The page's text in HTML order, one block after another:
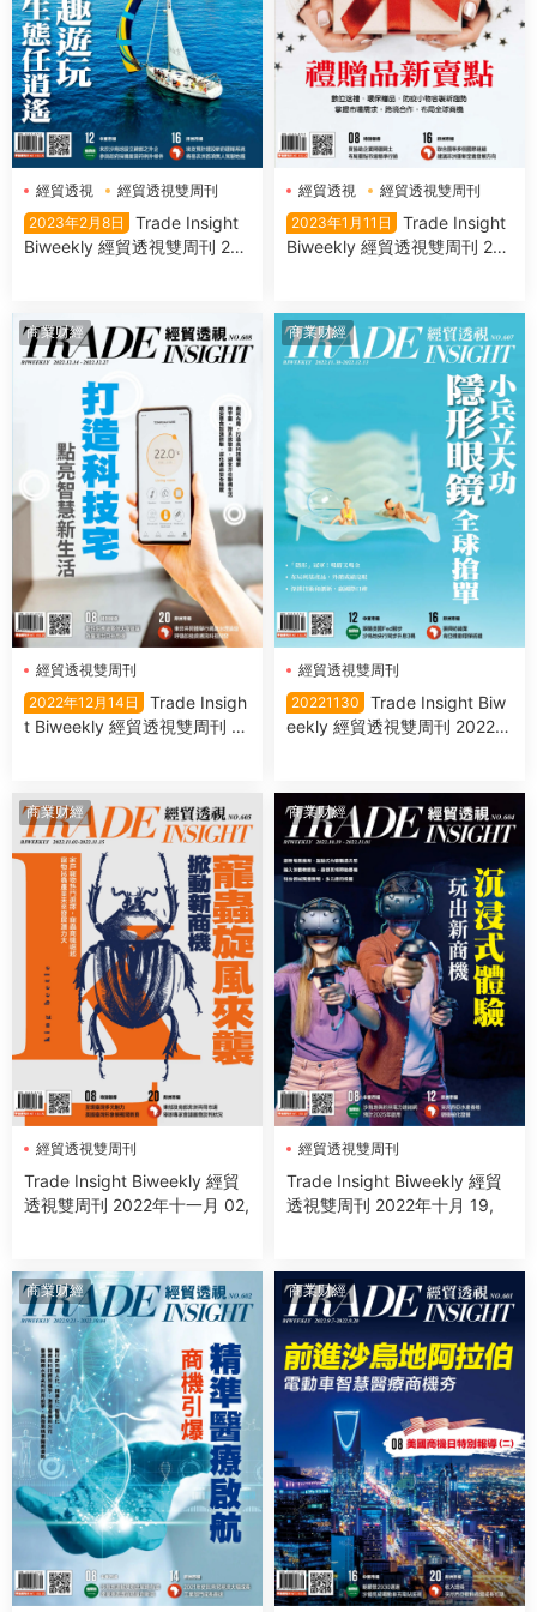
經貿透視
經貿透視雙周刊
2023年2月8日
Trade Insight
Biweekly 經貿透視雙周刊 202
經貿透視
經貿透視雙周刊
2023年1月11日
Trade Insight
Biweekly 經貿透視雙周刊 202
商業财經
經貿透視雙周刊
2022年12月14日
Trade Insigh
t Biweekly 經貿透視雙周刊 2
商業财經
經貿透視雙周刊
20221130
Trade Insight Biw
eekly 經貿透視雙周刊 2022年
商業财經
經貿透視雙周刊
Trade Insight Biweekly 經貿
透視雙周刊 2022年十一月 02,
商業财經
經貿透視雙周刊
Trade Insight Biweekly 經貿
透視雙周刊 2022年十月 19,
商業财經 商業财經